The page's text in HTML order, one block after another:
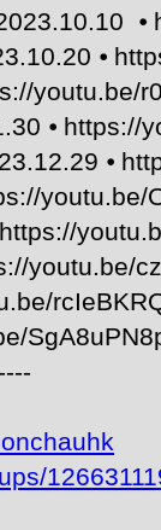
⦁
⦁
youtu.be/
⦁ https://
⦁
youtu.be/
https://
youtu.be/